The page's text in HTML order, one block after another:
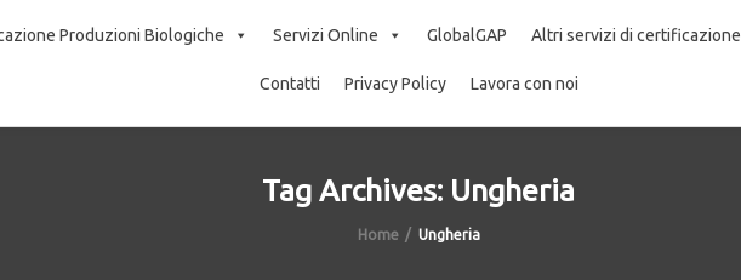
Produzioni Biologiche Servizi Online GlobalGAP Altri servizi di certificazione
Contatti Privacy Policy Lavora con noi
Tag Archives: Ungheria
Home Ungheria